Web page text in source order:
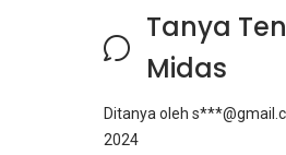
Tanya
Midas
Ditanya oleh
2024